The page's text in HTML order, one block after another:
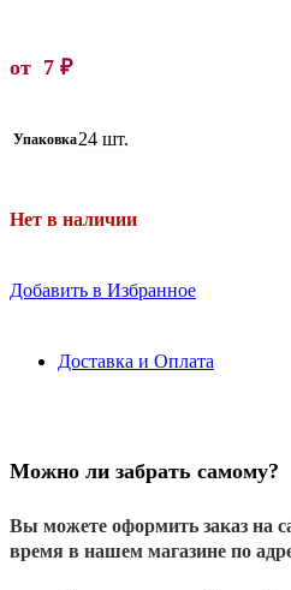
от 7 ₽
Упаковка24 шт.
Нет в наличии
Добавить в Избранное
Доставка и Оплата
Можно ли забрать самому?
Вы можете оформить заказ на
время в нашем магазине по